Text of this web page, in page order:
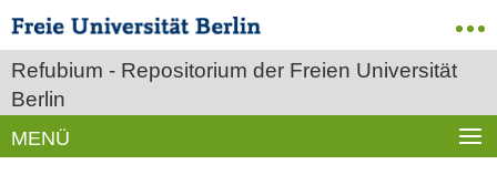
Refubium - Repositorium der Freien Universität
Berlin
MENÜ